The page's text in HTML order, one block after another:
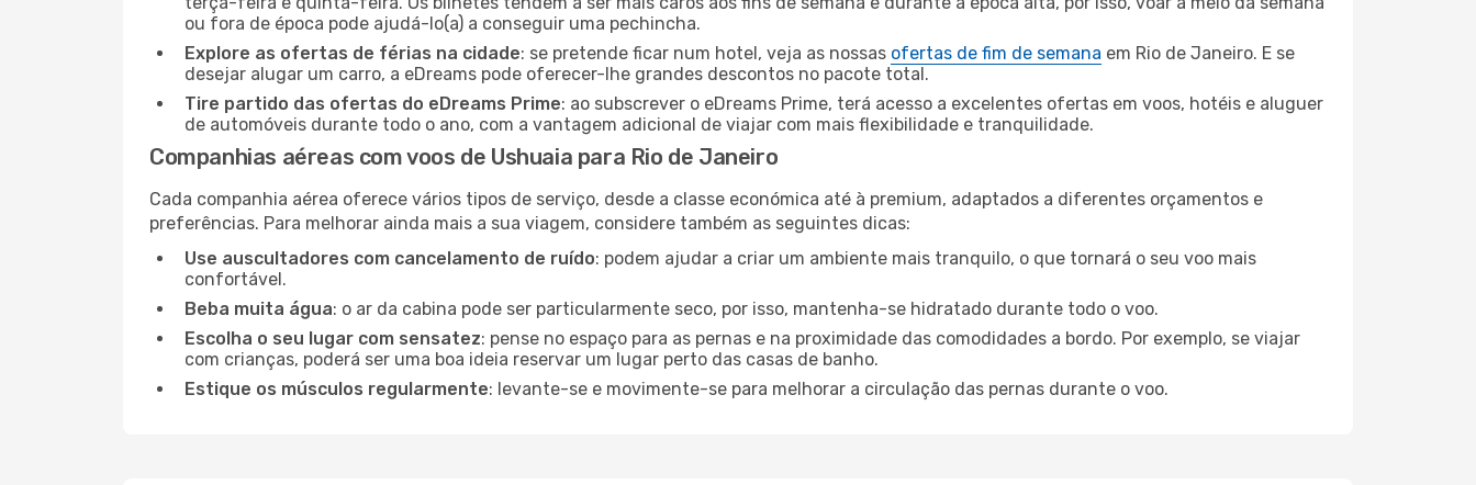
ou fora de época pode ajudá-lo(a) a conseguir uma pechincha.
Explore as ofertas de férias na cidade: se pretende ficar num hotel, veja as nossas ofertas de fim de semana em Rio de Janeiro. E se
desejar alugar um carro, a eDreams pode oferecer-lhe grandes descontos no pacote total.
Tire partido das ofertas do eDreams Prime: ao subscrever o eDreams Prime, terá acesso a excelentes ofertas em voos, hotéis e aluguer
de automóveis durante todo o ano, com a vantagem adicional de viajar com mais flexibilidade e tranquilidade.
Companhias aéreas com voos de Ushuaia para Rio de Janeiro
Cada companhia aérea oferece vários tipos de serviço, desde a classe económica até à premium, adaptados a diferentes orçamentos e
preferências. Para melhorar ainda mais a sua viagem, considere também as seguintes dicas:
Use auscultadores com cancelamento de ruído: podem ajudar a criar um ambiente mais tranquilo, o que tornará o seu voo mais
confortável.
Beba muita água: o ar da cabina pode ser particularmente seco, por isso, mantenha-se hidratado durante todo o voo.
Escolha o seu lugar com sensatez: pense no espaço para as pernas e na proximidade das comodidades a bordo. Por exemplo, se viajar
com crianças, poderá ser uma boa ideia reservar um lugar perto das casas de banho.
Estique os músculos regularmente: levante-se e movimente-se para melhorar a circulação das pernas durante o voo.